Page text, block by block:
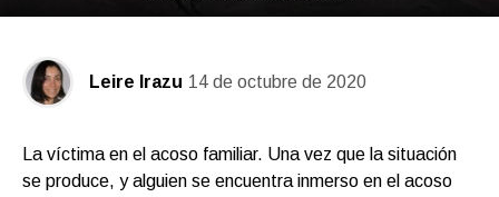
Leire Irazu 14 de octubre de 2020
La víctima en el acoso familiar. Una vez que la situación
se produce, y alguien se encuentra inmerso en el acoso